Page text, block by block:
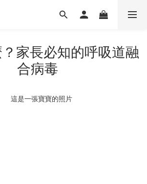
？家長必知的呼吸道融
合病毒